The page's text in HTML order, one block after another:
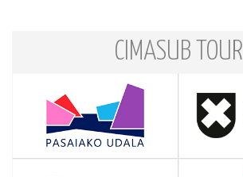
CIMASUB TOUR